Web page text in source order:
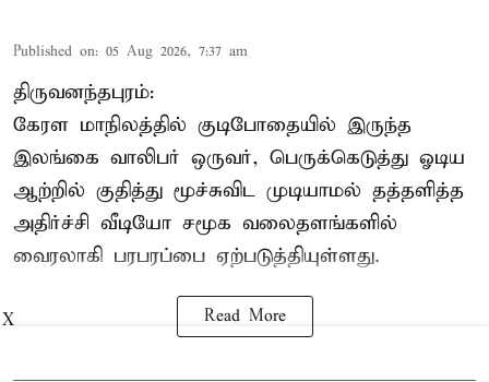
Published on: 05 Aug 2026, 7:37 am
திருவனந்தபுரம்:
கேரள மாநிலத்தில் குடிபோதையில் இருந்த
இலங்கை வாலிபர் ஒருவர், பெருக்கெடுத்து ஓடிய
ஆற்றில் குதித்து மூச்சுவிட முடியாமல் தத்தளித்த
அதிர்ச்சி வீடியோ சமூக வலைதளங்களில்
வைரலாகி பரபரப்பை ஏற்படுத்தியுள்ளது.
Read More
X